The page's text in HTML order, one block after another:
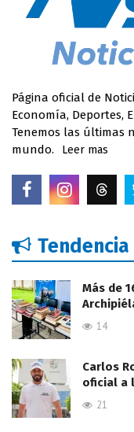
Página oficial de
Economía, Deportes,
Tenemos las últimas
mundo.
Leer mas
Tendencia
Más de
14
Carlos
oficial a
21